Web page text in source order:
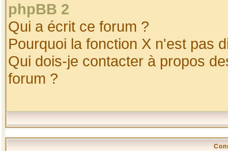
phpBB 2
Qui a écrit ce forum ?
Pourquoi la fonction X n'est pas
Qui dois-je contacter à propos
forum ?